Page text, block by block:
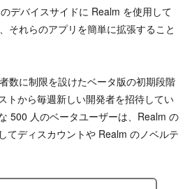
デバイスサイドに Realm を使用して
それらのアプリを簡単に拡張すること
数に制限を設けたベータ版の初期段階
トから毎週新しい開発者を招待してい
500 人のベータユーザーは、Realm の
てディスカウントや Realm のノベルテ